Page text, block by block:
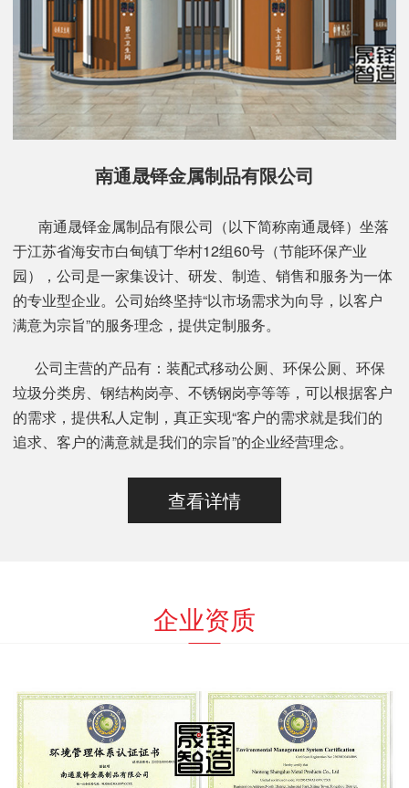
南通晟铎金属制品有限公司
南通晟铎金属制品有限公司（以下简称南通晟铎）坐落
于江苏省海安市白甸镇丁华村12组60号（节能环保产业
园），公司是一家集设计、研发、制造、销售和服务为一体
的专业型企业。公司始终坚持“以市场需求为向导，以客户
满意为宗旨”的服务理念，提供定制服务。
公司主营的产品有：装配式移动公厕、环保公厕、环保
垃圾分类房、钢结构岗亭、不锈钢岗亭等等，可以根据客户
的需求，提供私人定制，真正实现“客户的需求就是我们的
追求、客户的满意就是我们的宗旨”的企业经营理念。
查看详情
企业资质